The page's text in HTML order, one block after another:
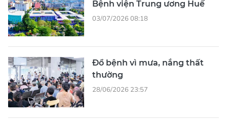
Bệnh viện Trung ương Huế
03/07/2026 08:18
Đổ bệnh vì mưa, nắng thất
thường
28/06/2026 23:57